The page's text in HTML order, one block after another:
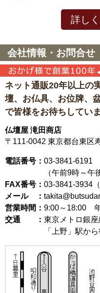
詳し
会社情報・お問合せ
ネット通販20年以上の
壇、お仏具、お位牌、
で皆様をお待ちしていま
仏壇屋 滝田商店
〒111-0042 東京都台東区
電話番号： 03-3841-6191
（午前9時～午
FAX番号： 03-3841-3934（
メール ：
営業時間： 9:00～18:00
交通 ： 東京メトロ銀
「上野」駅か